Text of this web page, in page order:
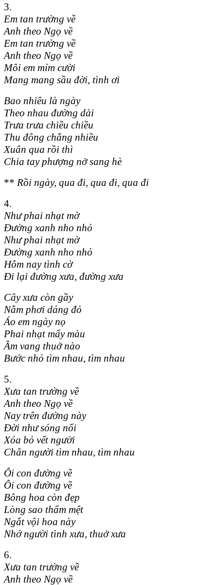
3.
Em tan trường về
Anh theo Ngọ về
Em tan trường về
Anh theo Ngọ về
Môi em mỉm cười
Mang mang sầu đời, tình ơi
Bao nhiêu là ngày
Theo nhau đường dài
Trưa trưa chiều chiều
Thu đông chẳng nhiều
Xuân qua rồi thì
Chia tay phượng nở sang hè
** Rồi ngày, qua đi, qua đi, qua đi
4.
Như phai nhạt mờ
Đường xanh nho nhỏ
Như phai nhạt mờ
Đường xanh nho nhỏ
Hôm nay tình cờ
Đi lại đường xưa, đường xưa
Cây xưa còn gầy
Nằm phơi dáng đỏ
Áo em ngày nọ
Phai nhạt mấy màu
Âm vang thuở nào
Bước nhỏ tìm nhau, tìm nhau
5.
Xưa tan trường về
Anh theo Ngọ về
Nay trên đường này
Đời như sóng nổi
Xóa bỏ vết người
Chân người tìm nhau, tìm nhau
Ôi con đường về
Ôi con đường về
Bông hoa còn đẹp
Lòng sao thấm mệt
Ngắt vội hoa này
Nhớ người tình xưa, thuở xưa
6.
Xưa tan trường về
Anh theo Ngọ về